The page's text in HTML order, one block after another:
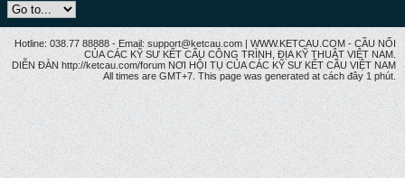
Hotline: 038.77 88888 - Email: support@ketcau.com | WWW.KETCAU.COM - CẦU NỐI
CỦA CÁC KỸ SƯ KẾT CẤU CÔNG TRÌNH, ĐỊA KỸ THUẬT VIỆT NAM.
DIỄN ĐÀN http://ketcau.com/forum NƠI HỘI TỤ CỦA CÁC KỸ SƯ KẾT CÂU VIỆT NAM
All times are GMT+7. This page was generated at cách đây 1 phút.